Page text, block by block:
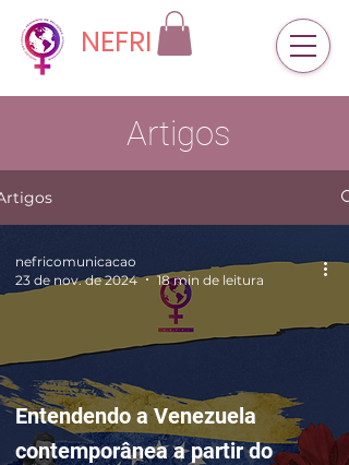
NEFRI
Artigos
Entendendo a Venezuela
contemporânea a partir do
nefricomunicacao
23 de nov. de 2024
18 min de leitura